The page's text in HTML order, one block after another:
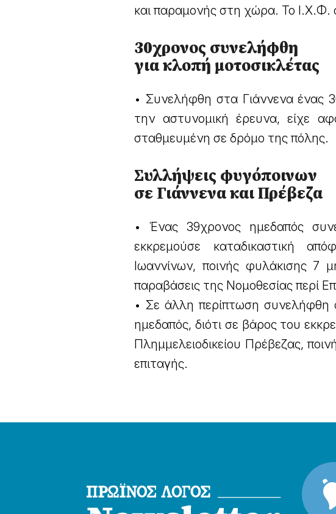
και παραμονής στη χώρα. Το Ι.Χ.Φ.
30χρονος συνελήφθη
για κλοπή μοτοσικλέτας
• Συνελήφθη στα Γιάννενα ένας
την αστυνομική έρευνα, είχε
σταθμευμένη σε δρόμο της πόλης.
Συλλήψεις φυγόποινων
σε Γιάννενα και Πρέβεζα
• Ένας 39χρονος ημεδαπός
εκκρεμούσε καταδικαστική
Ιωαννίνων, ποινής φυλάκισης 7
παραβάσεις της Νομοθεσίας περί
• Σε άλλη περίπτωση συνελήφθη
ημεδαπός, διότι σε βάρος του
Πλημμελειοδικείου Πρέβεζας,
επιταγής.